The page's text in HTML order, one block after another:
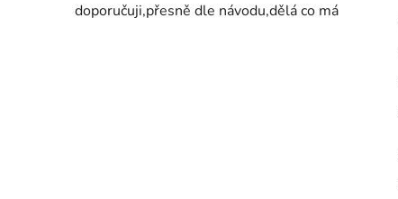
doporučuji,přesně dle návodu,dělá co má